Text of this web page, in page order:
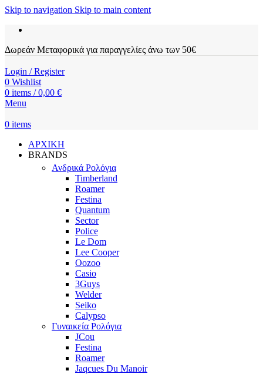
Skip to navigation Skip to main content
Δωρεάν Μεταφορικά για παραγγελίες άνω των 50€
Login / Register
0 Wishlist
0 items / 0,00 €
Menu
0 items
ΑΡΧΙΚΗ
BRANDS
Ανδρικά Ρολόγια
Timberland
Roamer
Festina
Quantum
Sector
Police
Le Dom
Lee Cooper
Oozoo
Casio
3Guys
Welder
Seiko
Calypso
Γυναικεία Ρολόγια
JCou
Festina
Roamer
Jaqcues Du Manoir